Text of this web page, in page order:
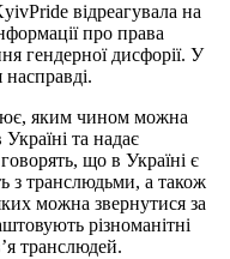
відреагувала на
про права
гендерної дисфорії. У
насправді.
яким чином можна
та надає
що в Україні є
з транслюдьми, а також
можна звернутися за
різноманітні
транслюдей.